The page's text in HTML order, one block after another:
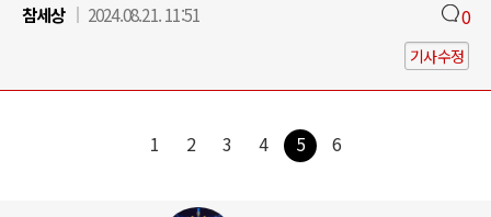
참세상
2024.08.21. 11:51 0
기사수정
1 2 3 4 5 6